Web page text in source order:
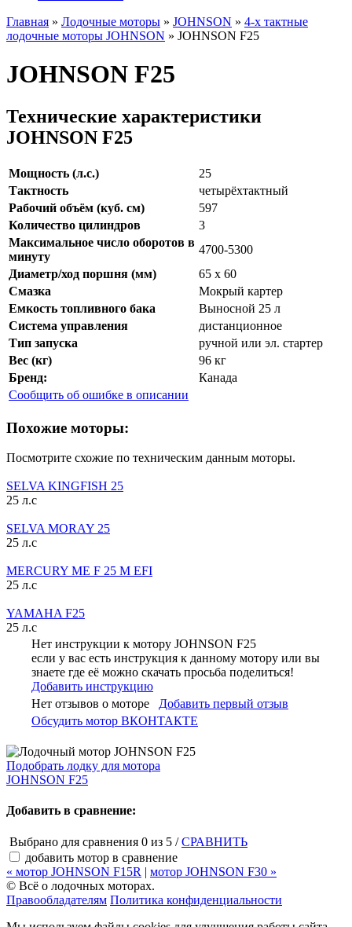
Главная » Лодочные моторы » JOHNSON » 4-x тактные
лодочные моторы JOHNSON » JOHNSON F25
JOHNSON F25
Технические характеристики
JOHNSON F25
Мощность (л.с.)
25
Тактность
четырёхтактный
Рабочий объём (куб. см)
597
Количество цилиндров
3
Максимальное число оборотов в
минуту
4700-5300
Диаметр/ход поршня (мм)
65 x 60
Смазка
Мокрый картер
Емкость топливного бака
Выносной 25 л
Система управления
дистанционное
Тип запуска
ручной или эл. стартер
Вес (кг)
96 кг
Бренд:
Канада
Сообщить об ошибке в описании
Похожие моторы:
Посмотрите схожие по техническим данным моторы.
SELVA KINGFISH 25
25 л.с
SELVA MORAY 25
25 л.с
MERCURY ME F 25 M EFI
25 л.с
YAMAHA F25
25 л.с
Нет инструкции к мотору JOHNSON F25
если у вас есть инструкция к данному мотору или вы
знаете где её можно скачать просьба поделиться!
Добавить инструкцию
Нет отзывов о моторе Добавить первый отзыв
Обсудить мотор ВКОНТАКТЕ
Подобрать лодку для мотора
JOHNSON F25
Добавить в сравнение:
Выбрано для сравнения 0 из 5 /СРАВНИТЬ
добавить мотор в сравнение
« мотор JOHNSON F15R | мотор JOHNSON F30 »
© Всё о лодочных моторах.
Правообладателям Политика конфиденциальности